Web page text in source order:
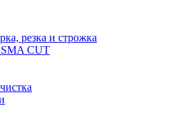
резка и строжка
CUT